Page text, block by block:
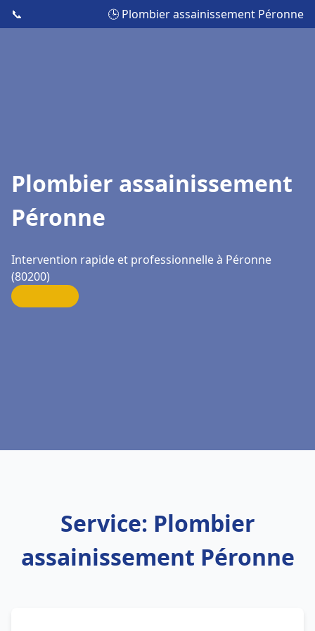
📞 🕒 Plombier assainissement Péronne
Plombier assainissement
Péronne
Intervention rapide et professionnelle à Péronne
(80200)
Service: Plombier
assainissement Péronne